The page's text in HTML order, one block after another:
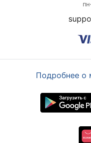
Подробнее о